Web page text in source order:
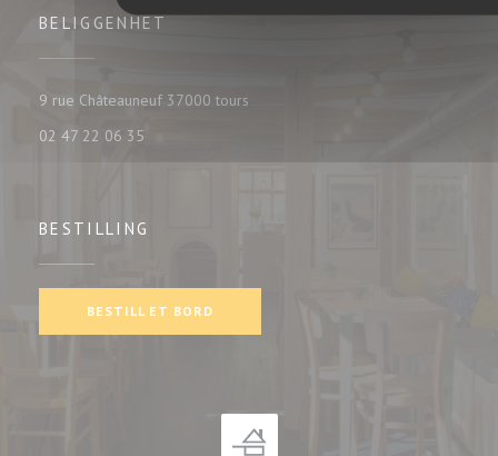
BELIGGENHET
9 rue Châteauneuf 37000 tours
02 47 22 06 35
BESTILLING
BESTILL ET BORD